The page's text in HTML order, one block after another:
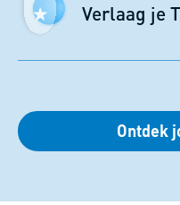
Verlaag je
Ontdek